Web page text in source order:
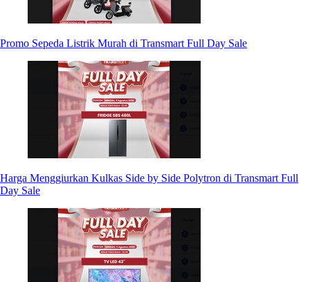
Promo Sepeda Listrik Murah di Transmart Full Day Sale
Harga Menggiurkan Kulkas Side by Side Polytron di Transmart Full
Day Sale